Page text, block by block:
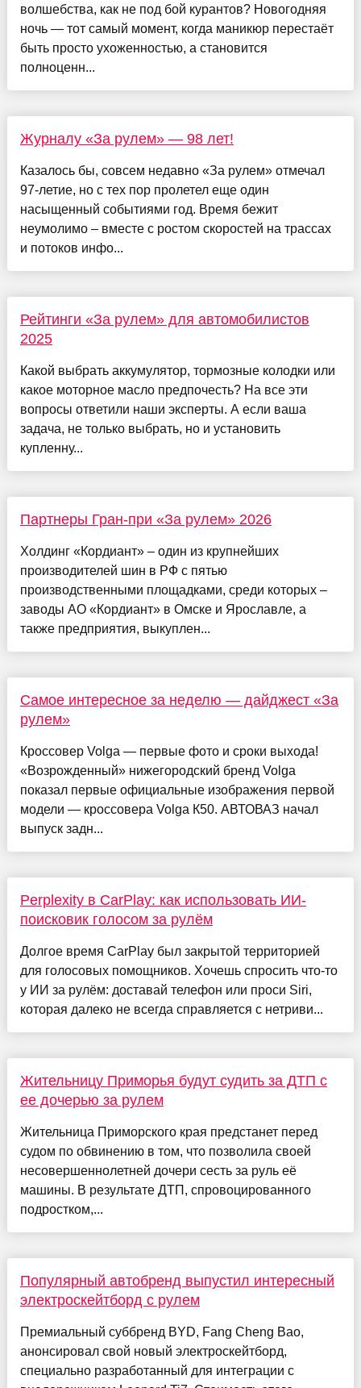
волшебства, как не под бой курантов? Новогодняя
ночь — тот самый момент, когда маникюр перестаёт
быть просто ухоженностью, а становится
полноценн...
Журналу «За рулем» — 98 лет!
Казалось бы, совсем недавно «За рулем» отмечал
97-летие, но с тех пор пролетел еще один
насыщенный событиями год. Время бежит
неумолимо – вместе с ростом скоростей на трассах
и потоков инфо...
Рейтинги «За рулем» для автомобилистов
2025
Какой выбрать аккумулятор, тормозные колодки или
какое моторное масло предпочесть? На все эти
вопросы ответили наши эксперты. А если ваша
задача, не только выбрать, но и установить
купленну...
Партнеры Гран-при «За рулем» 2026
Холдинг «Кордиант» – один из крупнейших
производителей шин в РФ с пятью
производственными площадками, среди которых –
заводы АО «Кордиант» в Омске и Ярославле, а
также предприятия, выкуплен...
Самое интересное за неделю — дайджест «За
рулем»
Кроссовер Volga — первые фото и сроки выхода!
«Возрожденный» нижегородский бренд Volga
показал первые официальные изображения первой
модели — кроссовера Volga К50. АВТОВАЗ начал
выпуск задн...
Perplexity в CarPlay: как использовать ИИ-
поисковик голосом за рулём
Долгое время CarPlay был закрытой территорией
для голосовых помощников. Хочешь спросить что-то
у ИИ за рулём: доставай телефон или проси Siri,
которая далеко не всегда справляется с нетриви...
Жительницу Приморья будут судить за ДТП с
ее дочерью за рулем
Жительница Приморского края предстанет перед
судом по обвинению в том, что позволила своей
несовершеннолетней дочери сесть за руль её
машины. В результате ДТП, спровоцированного
подростком,...
Популярный автобренд выпустил интересный
электроскейтборд с рулем
Премиальный суббренд BYD, Fang Cheng Bao,
анонсировал свой новый электроскейтборд,
специально разработанный для интеграции с